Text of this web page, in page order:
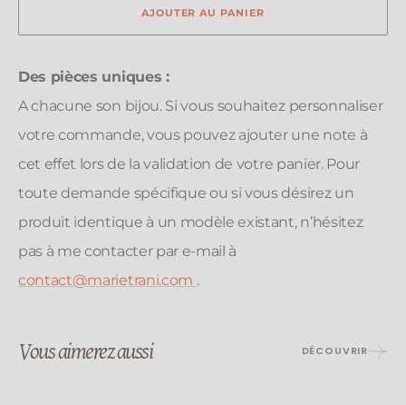
|
|
AJOUTER AU PANIER
Des pièces uniques :
A chacune son bijou. Si vous souhaitez personnaliser
votre commande, vous pouvez ajouter une note à
cet effet lors de la validation de votre panier. Pour
toute demande spécifique ou si vous désirez un
produit identique à un modèle existant, n’hésitez
pas à me contacter par e-mail à
contact@marietrani.com .
Vous aimerez aussi DÉCOUVRIR